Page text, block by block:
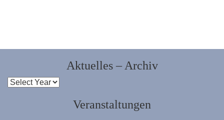
Aktuelles – Archiv
Veranstaltungen